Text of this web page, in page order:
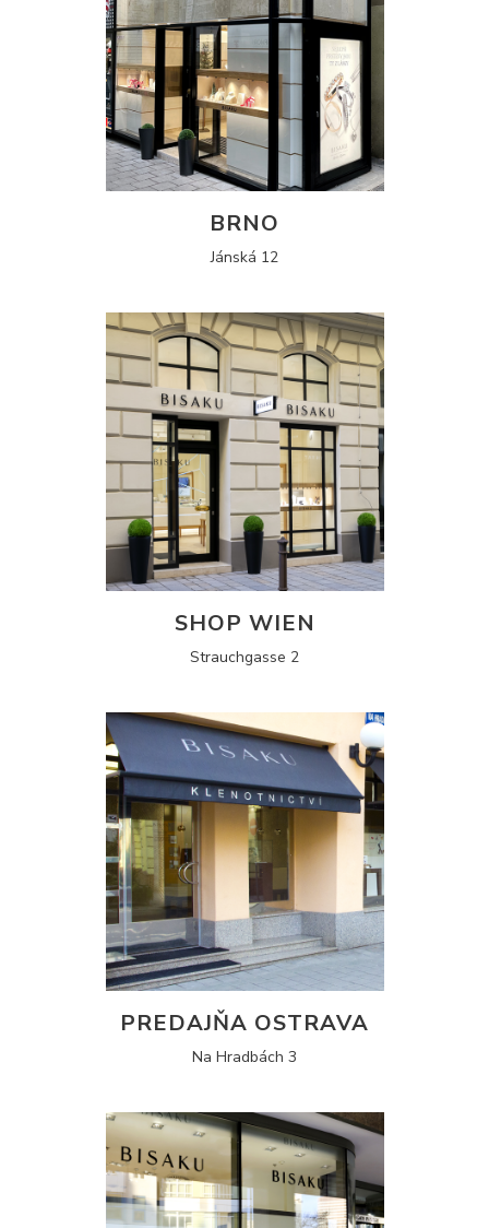
BRNO
Jánská 12
SHOP WIEN
Strauchgasse 2
PREDAJŇA OSTRAVA
Na Hradbách 3